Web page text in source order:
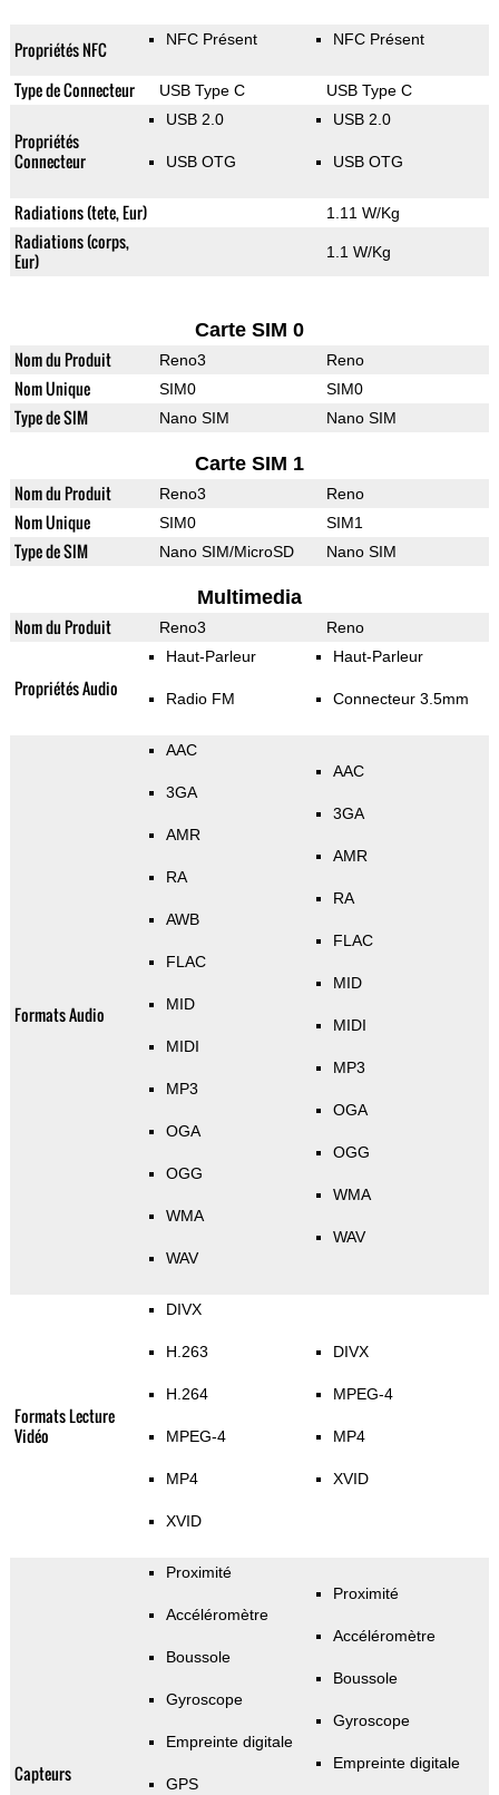
Propriétés NFC NFC Présent NFC Présent
Type de Connecteur USB Type C USB Type C
Propriétés
Connecteur
USB 2.0
USB OTG
USB 2.0
USB OTG
Radiations (tete, Eur) 1.11 W/Kg
Radiations (corps,
Eur)
1.1 W/Kg
Carte SIM 0
Nom du Produit Reno3 Reno
Nom Unique SIM0 SIM0
Type de SIM Nano SIM Nano SIM
Carte SIM 1
Nom du Produit Reno3 Reno
Nom Unique SIM0 SIM1
Type de SIM Nano SIM/MicroSD Nano SIM
Multimedia
Nom du Produit Reno3 Reno
Propriétés Audio
Haut-Parleur
Radio FM
Haut-Parleur
Connecteur 3.5mm
Formats Audio
AAC
3GA
AMR
RA
AWB
FLAC
MID
MIDI
MP3
OGA
OGG
WMA
WAV
AAC
3GA
AMR
RA
FLAC
MID
MIDI
MP3
OGA
OGG
WMA
WAV
Formats Lecture
Vidéo
DIVX
H.263
H.264
MPEG-4
MP4
XVID
DIVX
MPEG-4
MP4
XVID
Capteurs
Proximité
Accéléromètre
Boussole
Gyroscope
Empreinte digitale
GPS
Proximité
Accéléromètre
Boussole
Gyroscope
Empreinte digitale